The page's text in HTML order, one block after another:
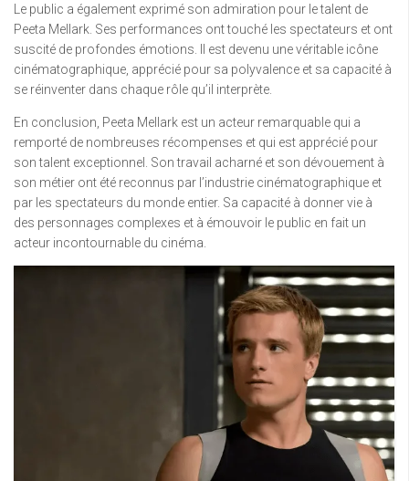
Le public a également exprimé son admiration pour le talent de
Peeta Mellark. Ses performances ont touché les spectateurs et ont
suscité de profondes émotions. Il est devenu une véritable icône
cinématographique, apprécié pour sa polyvalence et sa capacité à
se réinventer dans chaque rôle qu’il interprète.
En conclusion, Peeta Mellark est un acteur remarquable qui a
remporté de nombreuses récompenses et qui est apprécié pour
son talent exceptionnel. Son travail acharné et son dévouement à
son métier ont été reconnus par l’industrie cinématographique et
par les spectateurs du monde entier. Sa capacité à donner vie à
des personnages complexes et à émouvoir le public en fait un
acteur incontournable du cinéma.